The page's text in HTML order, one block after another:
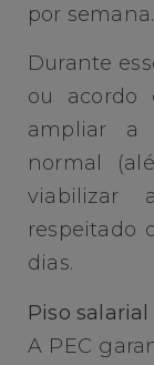
por semana.
Durante
ou acordo
ampliar a
normal
viabilizar
respeitado
dias.
Piso salarial
A PEC